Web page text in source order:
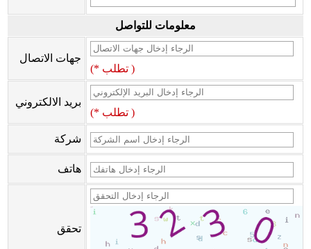
معلومات للتواصل
جهات الاتصال
(* تطلب )
بريد الالكتروني
(* تطلب )
شركة
هاتف
تحقق